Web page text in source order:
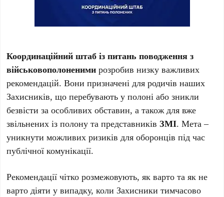
Координаційний штаб із питань поводження з
військовополоненими розробив низку важливих
рекомендацій. Вони призначені для родичів наших
Захисників, що перебувають у полоні або зникли
безвісти за особливих обставин, а також для вже
звільнених із полону та представниківЗМІ. Мета –
уникнути можливих ризиків для оборонців під час
публічної комунікації.
Рекомендації чітко розмежовують, як варто та як не
варто діяти у випадку, коли Захисники тимчасово